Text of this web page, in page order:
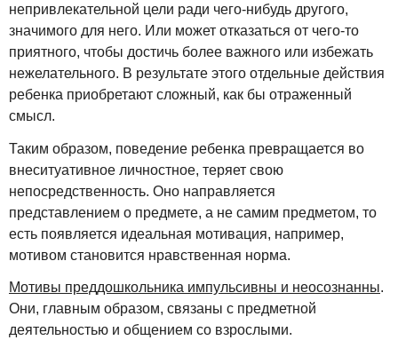
непривлекательной цели ради чего-нибудь другого,
значимого для него. Или может отказаться от чего-то
приятного, чтобы достичь более важного или избежать
нежелательного. В результате этого отдельные действия
ребенка приобретают сложный, как бы отраженный
смысл.
Таким образом, поведение ребенка превращается во
внеситуативное личностное, теряет свою
непосредственность. Оно направляется
представлением о предмете, а не самим предметом, то
есть появляется идеальная мотивация, например,
мотивом становится нравственная норма.
Мотивы преддошкольника импульсивны и неосознанны.
Они, главным образом, связаны с предметной
деятельностью и общением со взрослыми.